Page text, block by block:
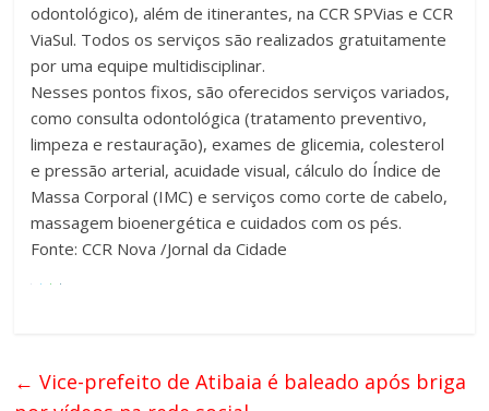
odontológico), além de itinerantes, na CCR SPVias e CCR
ViaSul. Todos os serviços são realizados gratuitamente
por uma equipe multidisciplinar.
Nesses pontos fixos, são oferecidos serviços variados,
como consulta odontológica (tratamento preventivo,
limpeza e restauração), exames de glicemia, colesterol
e pressão arterial, acuidade visual, cálculo do Índice de
Massa Corporal (IMC) e serviços como corte de cabelo,
massagem bioenergética e cuidados com os pés.
Fonte: CCR Nova /Jornal da Cidade
← Vice-prefeito de Atibaia é baleado após briga